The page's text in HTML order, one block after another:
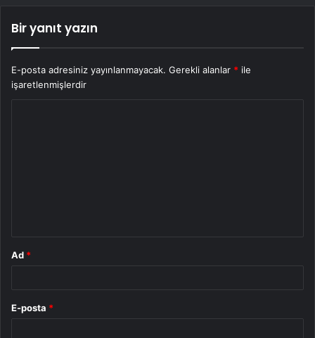
Bir yanıt yazın
E-posta adresiniz yayınlanmayacak. Gerekli alanlar * ile
işaretlenmişlerdir
Ad *
E-posta *